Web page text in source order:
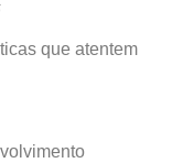
que atentem